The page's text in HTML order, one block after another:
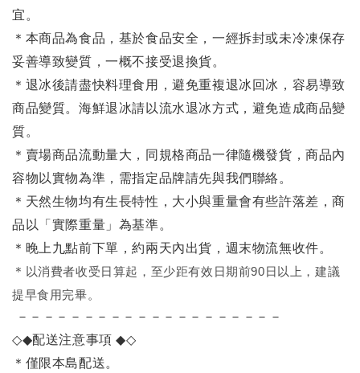
宜。
＊本商品為食品，基於食品安全，一經拆封或未冷凍保存
妥善導致變質，一概不接受退換貨。
＊退冰後請盡快料理食用，避免重複退冰回冰，容易導致
商品變質。海鮮退冰請以流水退冰方式，避免造成商品變
質。
＊賣場商品流動量大，同規格商品一律隨機發貨，商品內
容物以實物為準，需指定品牌請先與我們聯絡。
＊天然生物均有生長特性，大小與重量會有些許落差，商
品以「實際重量」為基準。
＊晚上九點前下單，約兩天內出貨，週末物流無收件。
＊ 以消費者收受日算起，至少距有效日期前90日以上，建議
提早食用完畢。
－－－－－－－－－－－－－－－－－－－－
◇◆配送注意事項◆◇
＊僅限本島配送。